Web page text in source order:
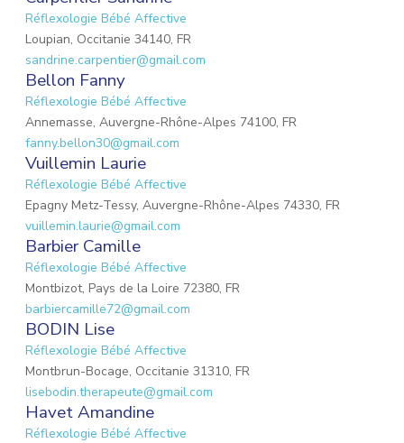
Réflexologie Bébé Affective
Loupian, Occitanie 34140, FR
sandrine.carpentier@gmail.com
Bellon Fanny
Réflexologie Bébé Affective
Annemasse, Auvergne-Rhône-Alpes 74100, FR
fanny.bellon30@gmail.com
Vuillemin Laurie
Réflexologie Bébé Affective
Epagny Metz-Tessy, Auvergne-Rhône-Alpes 74330, FR
vuillemin.laurie@gmail.com
Barbier Camille
Réflexologie Bébé Affective
Montbizot, Pays de la Loire 72380, FR
barbiercamille72@gmail.com
BODIN Lise
Réflexologie Bébé Affective
Montbrun-Bocage, Occitanie 31310, FR
lisebodin.therapeute@gmail.com
Havet Amandine
Réflexologie Bébé Affective